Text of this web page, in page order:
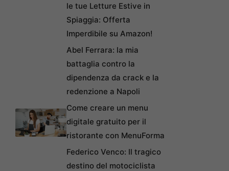
le tue Letture Estive in
Spiaggia: Offerta
Imperdibile su Amazon!
Abel Ferrara: la mia
battaglia contro la
dipendenza da crack e la
redenzione a Napoli
Come creare un menu
digitale gratuito per il
ristorante con MenuForma
Federico Venco: Il tragico
destino del motociclista